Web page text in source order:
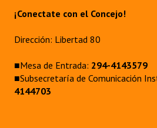
¡Conectate con el Concejo!
Dirección: Libertad 80
■Mesa de Entrada: 294-4143579
■Subsecretaría de Comunicación
4144703